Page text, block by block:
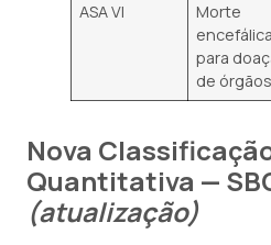
ASA VI
Morte
encefálica
para
de órgãos
Nova
Quantitativa —
(atualização)